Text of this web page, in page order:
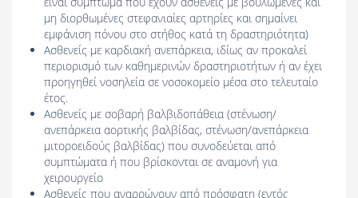
μη διορθωμένες στεφανιαίες αρτηρίες και σημαίνει
εμφάνιση πόνου στο στήθος κατά τη δραστηριότητα)
Ασθενείς με καρδιακή ανεπάρκεια, ιδίως αν προκαλεί
περιορισμό των καθημερινών δραστηριοτήτων ή αν έχει
προηγηθεί νοσηλεία σε νοσοκομείο μέσα στο τελευταίο
έτος.
Ασθενείς με σοβαρή βαλβιδοπάθεια (στένωση/
ανεπάρκεια αορτικής βαλβίδας, στένωση/ανεπάρκεια
μιτοροειδούς βαλβίδας) που συνοδεύεται από
συμπτώματα ή που βρίσκονται σε αναμονή για
χειρουργείο
Ασθενείς που αναρρώνουν από πρόσφατη (εντός